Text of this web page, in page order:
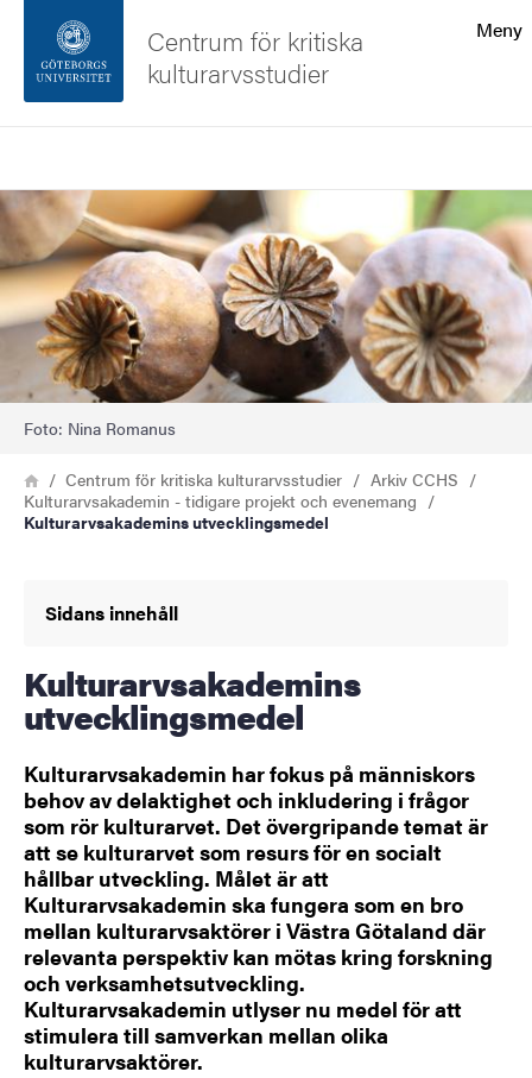
Sidfoten
Om webbplatsen
Meny
Centrum för kritiska
kulturarvsstudier
Bild
Foto: Nina Romanus
Länkstig
HemCentrum för kritiska kulturarvsstudier
Arkiv CCHS
Kulturarvsakademin - tidigare projekt och evenemang
Kulturarvsakademins utvecklingsmedel
Sidans innehåll
Kulturarvsakademins
utvecklingsmedel
Kulturarvsakademin har fokus på människors
behov av delaktighet och inkludering i frågor
som rör kulturarvet. Det övergripande temat är
att se kulturarvet som resurs för en socialt
hållbar utveckling. Målet är att
Kulturarvsakademin ska fungera som en bro
mellan kulturarvsaktörer i Västra Götaland där
relevanta perspektiv kan mötas kring forskning
och verksamhetsutveckling.
Kulturarvsakademin utlyser nu medel för att
stimulera till samverkan mellan olika
kulturarvsaktörer.